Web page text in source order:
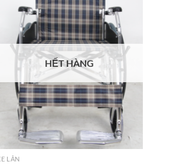
HẾT HÀNG
LĂN